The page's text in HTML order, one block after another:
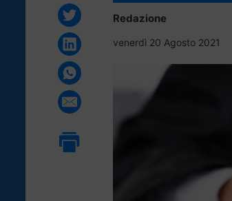
Redazione
venerdì 20 Agosto 2021